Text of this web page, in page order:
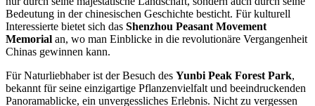
Bedeutung in der chinesischen Geschichte besticht. Für kulturell
Interessierte bietet sich das Shenzhou Peasant Movement
Memorial an, wo man Einblicke in die revolutionäre Vergangenheit
Chinas gewinnen kann.
Für Naturliebhaber ist der Besuch des Yunbi Peak Forest Park,
bekannt für seine einzigartige Pflanzenvielfalt und beeindruckenden
Panoramablicke, ein unvergessliches Erlebnis. Nicht zu vergessen